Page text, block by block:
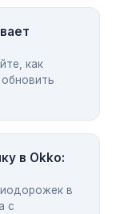
как
в Okko:
в
с